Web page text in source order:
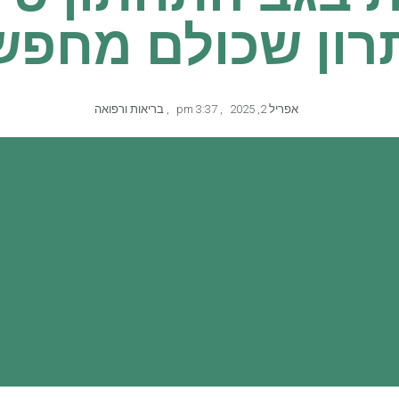
שכולם
אפריל 2, 2025 ,
3:37 pm
, בריאות ורפואה